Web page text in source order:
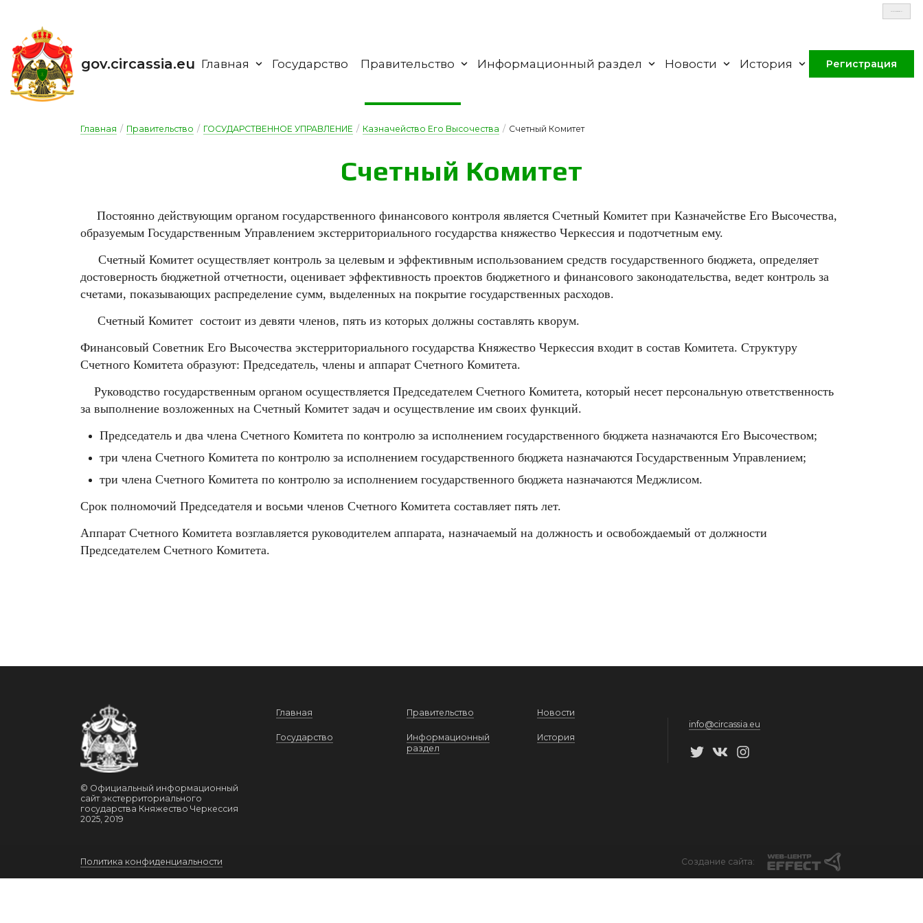
gov.circassia.eu Главная Государство Правительство Информационный раздел Новости История Регистрация
Главная / Правительство / ГОСУДАРСТВЕННОЕ УПРАВЛЕНИЕ / Казначейство Его Высочества / Счетный Комитет
Счет­ный Ко­ми­тет
Постоянно действующим органом государственного финансового контроля является Счетный Комитет при Казначействе Его Высочества,
образуемым Государственным Управлением экстерриториального государства княжество Черкессия и подотчетным ему.
Счетный Комитет осуществляет контроль за целевым и эффективным использованием средств государственного бюджета, определяет
достоверность бюджетной отчетности, оценивает эффективность проектов бюджетного и финансового законодательства, ведет контроль за
счетами, показывающих распределение сумм, выделенных на покрытие государственных расходов.
Счетный Комитет состоит из девяти членов, пять из которых должны составлять кворум.
Финансовый Советник Его Высочества экстерриториального государства Княжество Черкессия входит в состав Комитета. Структуру
Счетного Комитета образуют: Председатель, члены и аппарат Счетного Комитета.
Руководство государственным органом осуществляется Председателем Счетного Комитета, который несет персональную ответственность
за выполнение возложенных на Счетный Комитет задач и осуществление им своих функций.
Председатель и два члена Счетного Комитета по контролю за исполнением государственного бюджета назначаются Его Высочеством;
три члена Счетного Комитета по контролю за исполнением государственного бюджета назначаются Государственным Управлением;
три члена Счетного Комитета по контролю за исполнением государственного бюджета назначаются Меджлисом.
Срок полномочий Председателя и восьми членов Счетного Комитета составляет пять лет.
Аппарат Счетного Комитета возглавляется руководителем аппарата, назначаемый на должность и освобождаемый от должности
Председателем Счетного Комитета.
© Официальный информационный
сайт экстерриториального
государства Княжество Черкессия
2025, 2019
Главная
Государство
Правительство
Информационный
раздел
Новости
История
info@circassia.eu
Политика конфиденциальности Создание сайта: